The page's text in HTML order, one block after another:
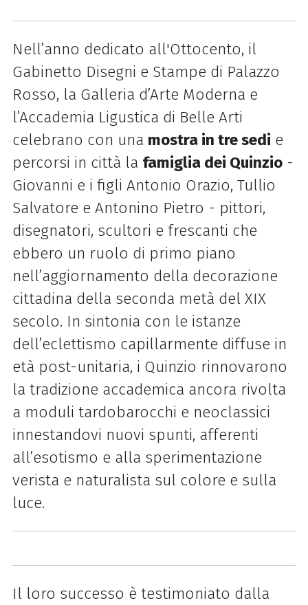
Nell’anno dedicato all'Ottocento, il
Gabinetto Disegni e Stampe di Palazzo
Rosso, la Galleria d’Arte Moderna e
l’Accademia Ligustica di Belle Arti
celebrano con una mostra in tre sedi e
percorsi in città la famiglia dei Quinzio-
Giovanni e i figli Antonio Orazio, Tullio
Salvatore e Antonino Pietro - pittori,
disegnatori, scultori e frescanti che
ebbero un ruolo di primo piano
nell’aggiornamento della decorazione
cittadina della seconda metà del XIX
secolo. In sintonia con le istanze
dell’eclettismo capillarmente diffuse in
età post-unitaria, i Quinzio rinnovarono
la tradizione accademica ancora rivolta
a moduli tardobarocchi e neoclassici
innestandovi nuovi spunti, afferenti
all’esotismo e alla sperimentazione
verista e naturalista sul colore e sulla
luce.
Il loro successo è testimoniato dalla